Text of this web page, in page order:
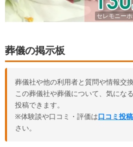
セレモニー
葬儀の掲示板
葬儀社や他の利用者と質問や情報交
この葬儀社や葬儀について、気にな
投稿できます。
※体験談や口コミ・評価は口コミ投
さい。